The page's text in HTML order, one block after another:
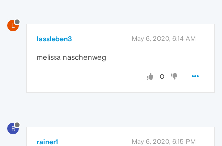
L
lassleben3 May 6, 2020, 6:14 AM
melissa naschenweg
0
R
rainer1 May 6, 2020, 6:15 PM